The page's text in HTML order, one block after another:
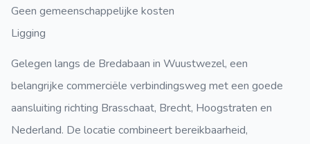
Geen gemeenschappelijke kosten
Ligging
Gelegen langs de Bredabaan in Wuustwezel, een
belangrijke commerciële verbindingsweg met een goede
aansluiting richting Brasschaat, Brecht, Hoogstraten en
Nederland. De locatie combineert bereikbaarheid,